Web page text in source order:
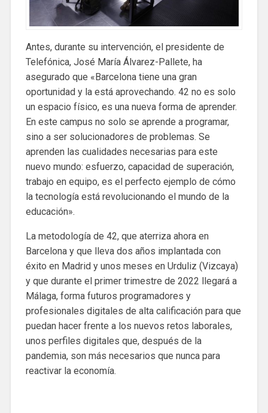
Antes, durante su intervención, el presidente de
Telefónica, José María Álvarez-Pallete, ha
asegurado que «Barcelona tiene una gran
oportunidad y la está aprovechando. 42 no es solo
un espacio físico, es una nueva forma de aprender.
En este campus no solo se aprende a programar,
sino a ser solucionadores de problemas. Se
aprenden las cualidades necesarias para este
nuevo mundo: esfuerzo, capacidad de superación,
trabajo en equipo, es el perfecto ejemplo de cómo
la tecnología está revolucionando el mundo de la
educación».
La metodología de 42, que aterriza ahora en
Barcelona y que lleva dos años implantada con
éxito en Madrid y unos meses en Urduliz (Vizcaya)
y que durante el primer trimestre de 2022 llegará a
Málaga, forma futuros programadores y
profesionales digitales de alta calificación para que
puedan hacer frente a los nuevos retos laborales,
unos perfiles digitales que, después de la
pandemia, son más necesarios que nunca para
reactivar la economía.